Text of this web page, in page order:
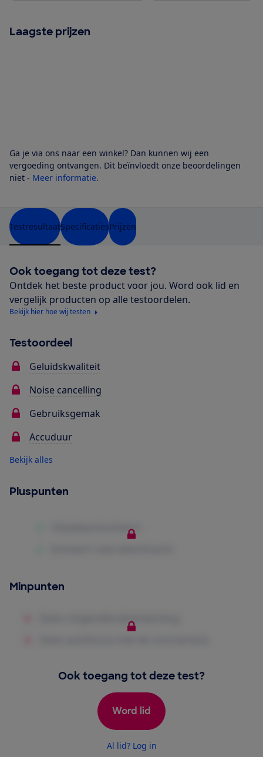
Laagste prijzen
Ga je via ons naar een winkel? Dan kunnen wij een
vergoeding ontvangen. Dit beïnvloedt onze beoordelingen
niet - Meer informatie.
TestresultaatSpecificatiesPrijzen
Ook toegang tot deze test?
Ontdek het beste product voor jou. Word ook lid en
vergelijk producten op alle testoordelen.
Bekijk hier hoe wij testen
Testoordeel
Geluidskwaliteit
Noise cancelling
Gebruiksgemak
Accuduur
Bekijk alles
Pluspunten
Minpunten
Ook toegang tot deze test?
Word lid
Al lid? Log in